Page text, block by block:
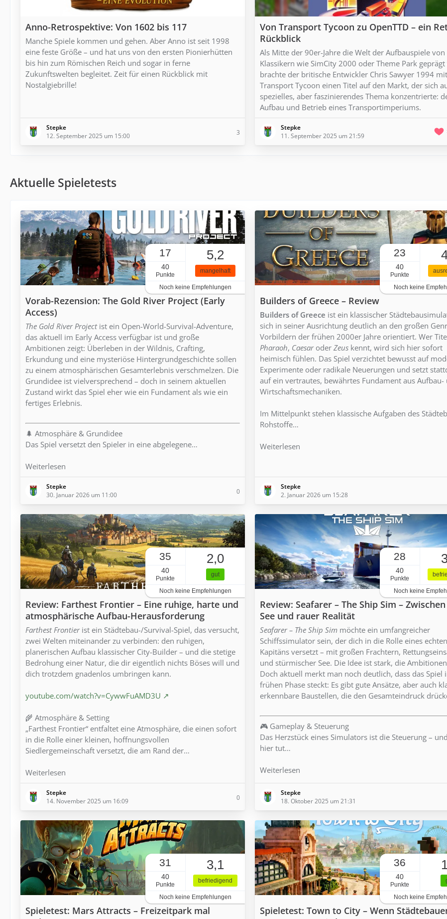
Anno-Retrospektive: Von 1602 bis 117
Manche Spiele kommen und gehen. Aber Anno ist seit 1998
eine feste Größe – und hat uns von den ersten Pionierhütten
bis hin zum Römischen Reich und sogar in ferne
Zukunftswelten begleitet. Zeit für einen Rückblick mit
Nostalgiebrille!
Stepke
12. September 2025 um 15:00
3
Von Transport Tycoon zu OpenTTD – ein
Rückblick
Als Mitte der 90er-Jahre die Welt der Aufbauspiele von
Klassikern wie SimCity 2000 oder Theme Park geprägt
brachte der britische Entwickler Chris Sawyer 1994 mit
Transport Tycoon einen Titel auf den Markt, der sich
spezielles, aber faszinierendes Thema konzentrierte:
Aufbau und Betrieb eines Transportimperiums.
Stepke
11. September 2025 um 21:59
Aktuelle Spieletests
17
40
Punkte
5,2
mangelhaft
Noch keine Empfehlungen
Vorab-Rezension: The Gold River Project (Early
Access)
The Gold River Projectist ein Open-World-Survival-Adventure,
das aktuell im Early Access verfügbar ist und große
Ambitionen zeigt: Überleben in der Wildnis, Crafting,
Erkundung und eine mysteriöse Hintergrundgeschichte sollen
zu einem atmosphärischen Gesamterlebnis verschmelzen. Die
Grundidee ist vielversprechend – doch in seinem aktuellen
Zustand wirkt das Spiel eher wie ein Fundament als wie ein
fertiges Erlebnis.
🌲 Atmosphäre & Grundidee
Das Spiel versetzt den Spieler in eine abgelegene…
Weiterlesen
Stepke
30. Januar 2026 um 11:00
0
23
40
Punkte
Noch keine
Builders of Greece – Review
Builders of Greece ist ein klassischer
sich in seiner Ausrichtung deutlich an den großen
Vorbildern der frühen 2000er Jahre orientiert. Wer
Pharaoh, Caesaroder Zeus kennt, wird sich hier sofort
heimisch fühlen. Das Spiel verzichtet bewusst auf
Experimente oder radikale Neuerungen und setzt
auf ein vertrautes, bewährtes Fundament aus Aufbau-
Wirtschaftsmechaniken.
Im Mittelpunkt stehen klassische Aufgaben des
Rohstoffe…
Weiterlesen
Stepke
2. Januar 2026 um 15:28
35
40
Punkte
2,0
gut
Noch keine Empfehlungen
Review: Farthest Frontier – Eine ruhige, harte und
atmosphärische Aufbau-Herausforderung
Farthest Frontierist ein Städtebau-/Survival-Spiel, das versucht,
zwei Welten miteinander zu verbinden: den ruhigen,
planerischen Aufbau klassischer City-Builder – und die stetige
Bedrohung einer Natur, die dir eigentlich nichts Böses will und
dich trotzdem gnadenlos umbringen kann.
youtube.com/watch?v=CywwFuAMD3U
🌾 Atmosphäre & Setting
„Farthest Frontier“ entfaltet eine Atmosphäre, die einen sofort
in die Rolle einer kleinen, hoffnungsvollen
Siedlergemeinschaft versetzt, die am Rand der…
Weiterlesen
Stepke
14. November 2025 um 16:09
0
28
40
Punkte
Noch keine
Review: Seafarer – The Ship Sim –
See und rauer Realität
Seafarer – The Ship Sim möchte ein umfangreicher
Schiffssimulator sein, der dich in die Rolle eines echten
Kapitäns versetzt – mit großen Frachtern,
und stürmischer See. Die Idee ist stark, die
Doch aktuell merkt man noch deutlich, dass das Spiel
frühen Phase steckt: Es gibt gute Ansätze, aber auch
erkennbare Baustellen, die den Gesamteindruck
🎮 Gameplay & Steuerung
Das Herzstück eines Simulators ist die Steuerung –
hier tut…
Weiterlesen
Stepke
18. Oktober 2025 um 21:31
31
40
Punkte
3,1
befriedigend
Noch keine Empfehlungen
Spieletest: Mars Attracts – Freizeitpark mal
36
40
Punkte
Noch keine
Spieletest: Town to City – Wenn